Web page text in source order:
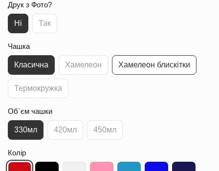
Друк з Фото?
Ні Так
Чашка
Класична Хамелеон Хамелеон блискітки
Термокружка
Об`єм чашки
330мл 420мл 450мл
Колір